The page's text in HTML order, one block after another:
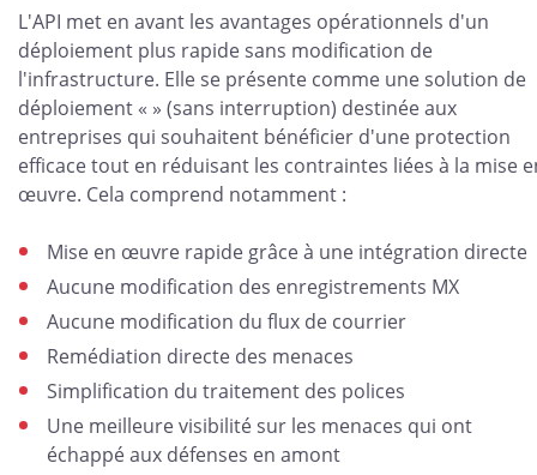
L'API met en avant les avantages opérationnels d'un
déploiement plus rapide sans modification de
l'infrastructure. Elle se présente comme une solution de
déploiement « » (sans interruption) destinée aux
entreprises qui souhaitent bénéficier d'une protection
efficace tout en réduisant les contraintes liées à la mise
œuvre. Cela comprend notamment :
Mise en œuvre rapide grâce à une intégration directe
Aucune modification des enregistrements MX
Aucune modification du flux de courrier
Remédiation directe des menaces
Simplification du traitement des polices
Une meilleure visibilité sur les menaces qui ont
échappé aux défenses en amont